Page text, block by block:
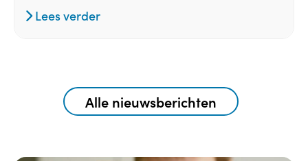
Lees verder
Alle nieuwsberichten